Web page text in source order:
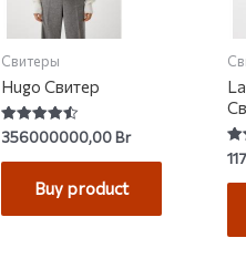
Свитеры
Hugo Свитер
Rated
4.50
out of 5
356000000,00Br
Buy product